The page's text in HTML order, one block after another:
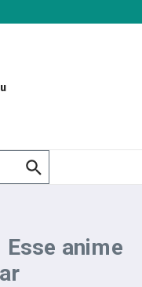
anime